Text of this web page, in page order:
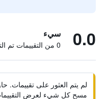
0.0 سيء
0 من التقييمات تم التحقق منها
لم يتم العثور على تقييمات.
مسح كل شيء لعرض